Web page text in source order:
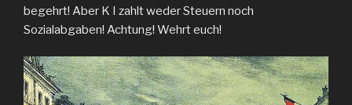
begehrt! Aber K I zahlt weder Steuern noch
Sozialabgaben! Achtung! Wehrt euch!